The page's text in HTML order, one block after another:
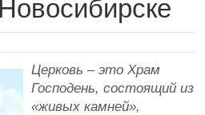
Церковь – это Храм
Господень, состоящий из
«живых камней»,